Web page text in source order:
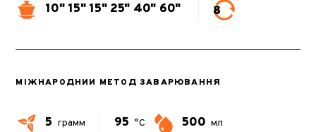
10" 15" 15" 25" 40" 60" 8
МІЖНАРОДНИЙ МЕТОД ЗАВАРЮВАННЯ
5 грамм 95 °C 500 мл